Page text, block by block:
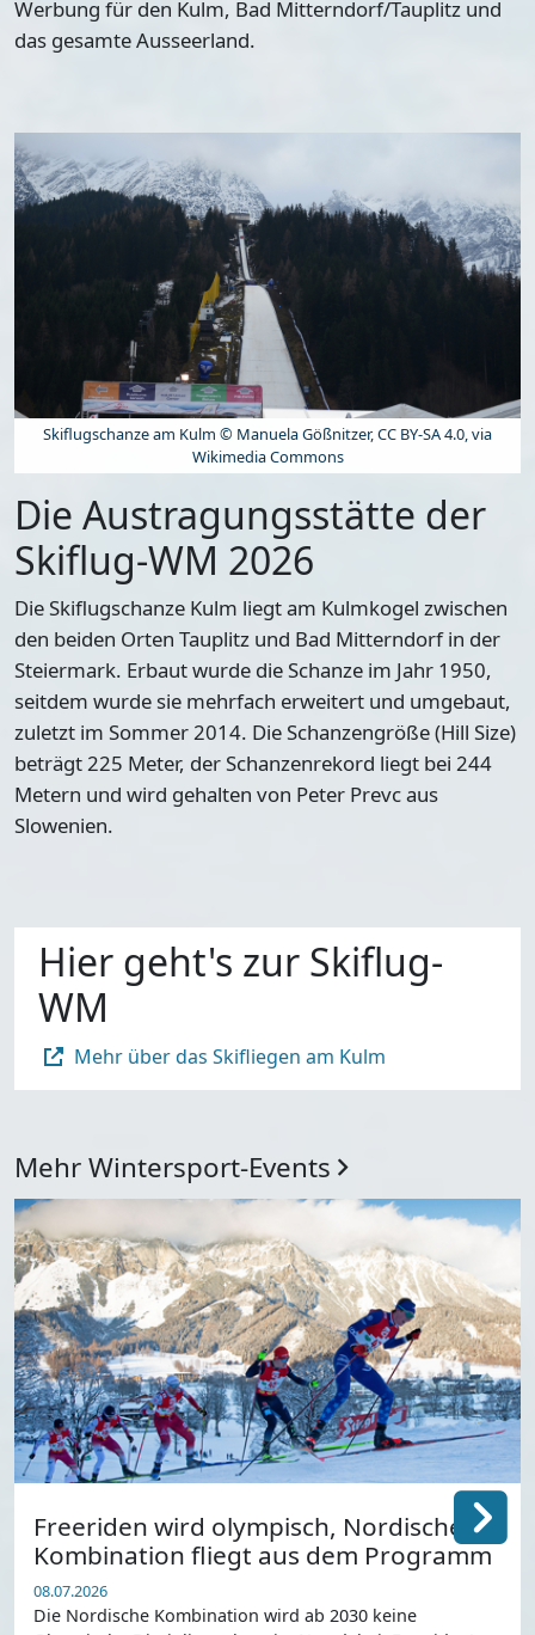
Werbung für den Kulm, Bad Mitterndorf/Tauplitz und
das gesamte Ausseerland.
Skiflugschanze am Kulm © Manuela Gößnitzer, CC BY-SA 4.0, via
Wikimedia Commons
Die Austragungsstätte der
Skiflug-WM 2026
Die Skiflugschanze Kulm liegt am Kulmkogel zwischen
den beiden Orten Tauplitz und Bad Mitterndorf in der
Steiermark. Erbaut wurde die Schanze im Jahr 1950,
seitdem wurde sie mehrfach erweitert und umgebaut,
zuletzt im Sommer 2014. Die Schanzengröße (Hill Size)
beträgt 225 Meter, derSchanzenrekord liegt bei 244
Metern und wird gehalten von Peter Prevc aus
Slowenien.
Hier geht's zur Skiflug-
WM
Mehr über das Skifliegen am Kulm
Mehr Wintersport-Events
Freeriden wird olympisch, Nordische
Kombination fliegt aus dem Programm
08.07.2026
Die Nordische Kombination wird ab 2030 keine